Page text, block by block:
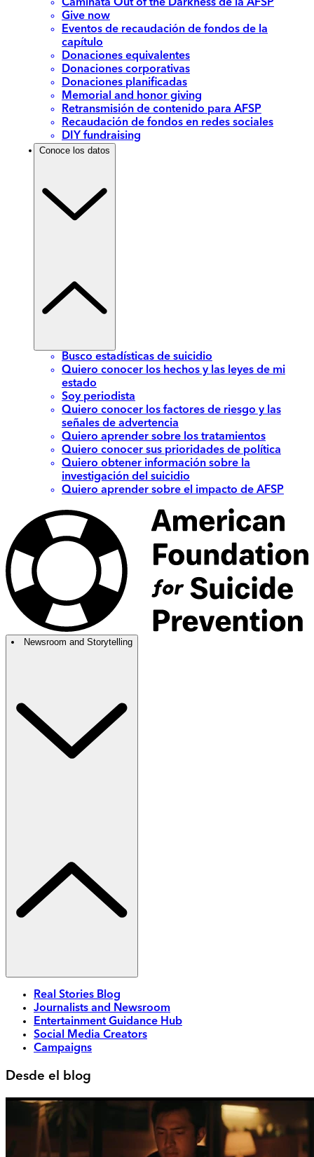
Caminata Out of the Darkness de la AFSP
Give now
Eventos de recaudación de fondos de la
capítulo
Donaciones equivalentes
Donaciones corporativas
Donaciones planificadas
Memorial and honor giving
Retransmisión de contenido para AFSP
Recaudación de fondos en redes sociales
DIY fundraising
Conoce los datos
Busco estadísticas de suicidio
Quiero conocer los hechos y las leyes de mi
estado
Soy periodista
Quiero conocer los factores de riesgo y las
señales de advertencia
Quiero aprender sobre los tratamientos
Quiero conocer sus prioridades de política
Quiero obtener información sobre la
investigación del suicidio
Quiero aprender sobre el impacto de AFSP
Newsroom and Storytelling
Real Stories Blog
Journalists and Newsroom
Entertainment Guidance Hub
Social Media Creators
Campaigns
Desde el blog